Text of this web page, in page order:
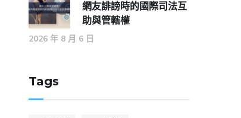
網友誹謗時的國際司法互
助與管轄權
2026 年 8 月 6 日
Tags